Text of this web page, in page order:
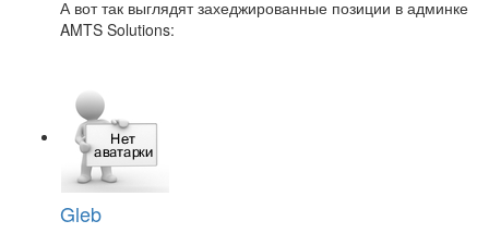
А вот так выглядят захеджированные позиции в админке
AMTS Solutions:
Gleb